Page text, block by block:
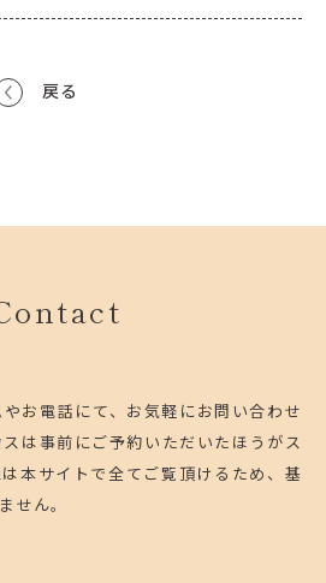
戻る
お電話にて、お気軽にお問い合わせ
は事前にご予約いただいたほうがス
本サイトで全てご覧頂けるため、基
せん。